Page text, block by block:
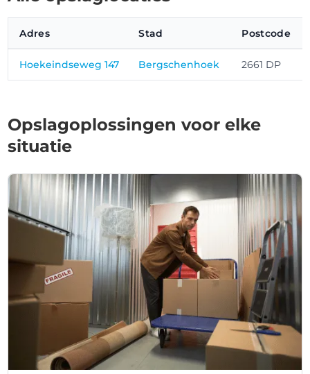
Adres Stad Postcode
Hoekeindseweg 147 Bergschenhoek 2661 DP
Opslagoplossingen voor elke
situatie